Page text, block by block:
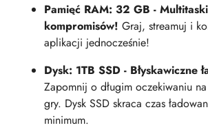
Pamięć RAM: 32 GB -
kompromisów! Graj, streamuj i
aplikacji jednocześnie!
Dysk: 1TB SSD - Błyskawiczne
Zapomnij o długim oczekiwaniu
gry. Dysk SSD skraca czas
minimum.